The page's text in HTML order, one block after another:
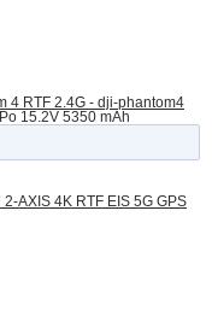
4 RTF 2.4G - dji-phantom4
15.2V 5350 mAh